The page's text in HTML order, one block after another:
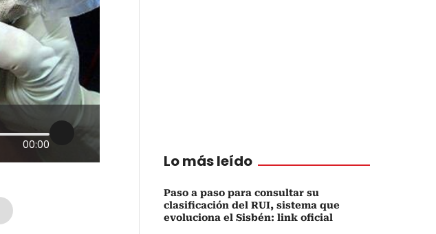
00:00
Lo más leído
Paso a paso para consultar su
clasificación del RUI, sistema que
evoluciona el Sisbén: link oficial